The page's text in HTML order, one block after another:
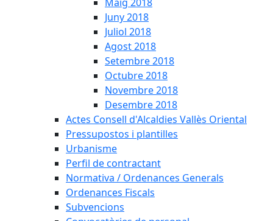
Juny 2018
Juliol 2018
Agost 2018
Setembre 2018
Octubre 2018
Novembre 2018
Desembre 2018
Actes Consell d'Alcaldies Vallès Oriental
Pressupostos i plantilles
Urbanisme
Perfil de contractant
Normativa / Ordenances Generals
Ordenances Fiscals
Subvencions